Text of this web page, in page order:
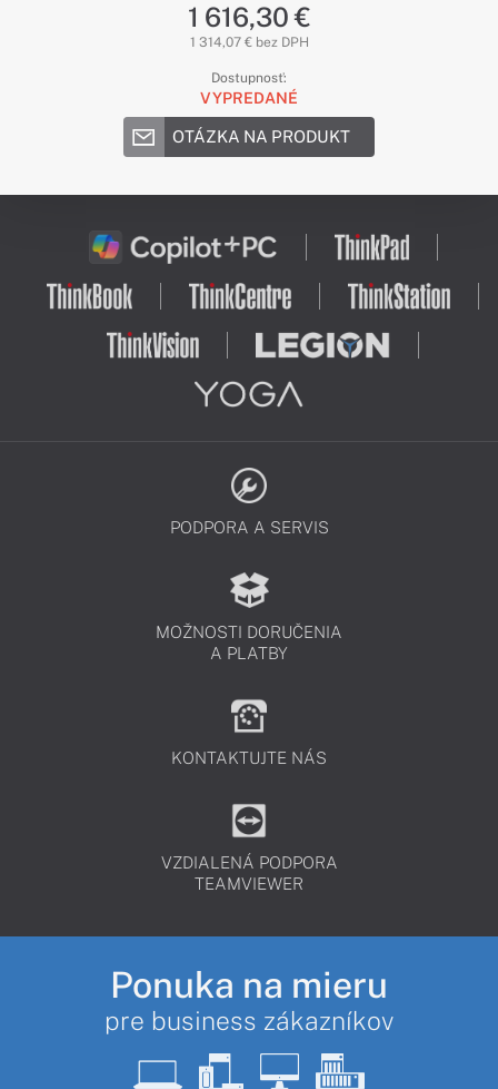
1 616,30 €
1 314,07 € bez DPH
Dostupnosť:
VYPREDANÉ
OTÁZKA NA PRODUKT
PODPORA A SERVIS
MOŽNOSTI DORUČENIA
A PLATBY
KONTAKTUJTE NÁS
VZDIALENÁ PODPORA
TEAMVIEWER
Ponuka na mieru
pre business zákazníkov